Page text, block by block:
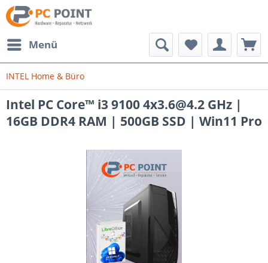
Menü
INTEL Home & Büro
Intel PC Core™ i3 9100 4x3.6@4.2 GHz |
16GB DDR4 RAM | 500GB SSD | Win11 Pro